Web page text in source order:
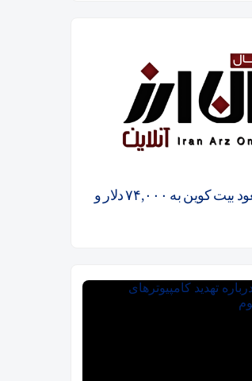
نوسانات شدید بازار: صعود بیت کوین به ۷۴,۰۰۰ دلار و